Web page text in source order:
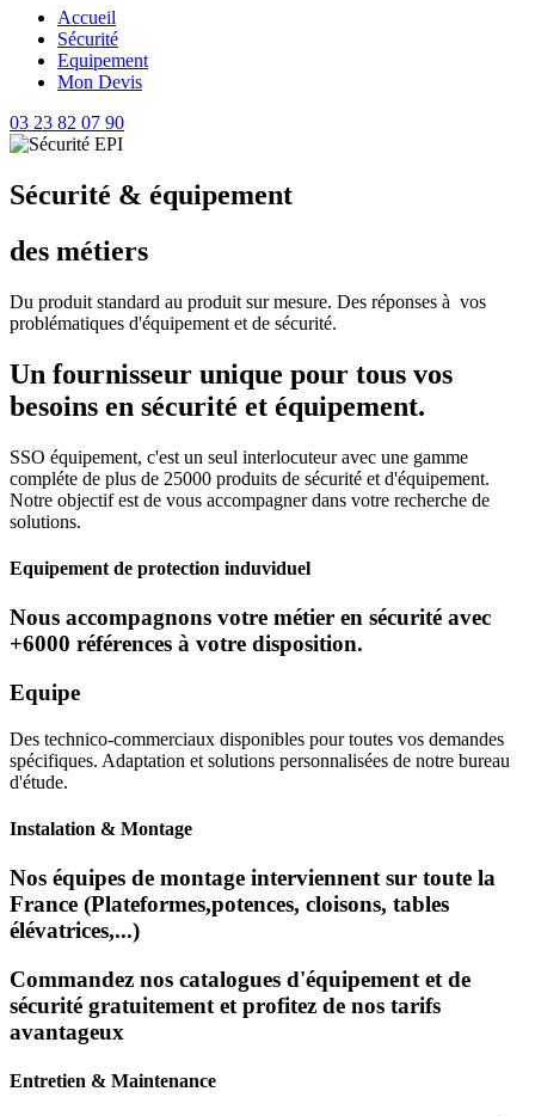
Accueil
Sécurité
Equipement
Mon Devis
03 23 82 07 90
Sécurité & équipement
des métiers
Du produit standard au produit sur mesure. Des réponses à vos
problématiques d'équipement et de sécurité.
Un fournisseur unique pour tous vos
besoins en sécurité et équipement.
SSO équipement, c'est un seul interlocuteur avec une gamme
compléte de plus de 25000 produits de sécurité et d'équipement.
Notre objectif est de vous accompagner dans votre recherche de
solutions.
Equipement de protection induviduel
Nous accompagnons votre métier en sécurité avec
+6000 références à votre disposition.
Equipe
Des technico-commerciaux disponibles pour toutes vos demandes
spécifiques. Adaptation et solutions personnalisées de notre bureau
d'étude.
Instalation & Montage
Nos équipes de montage interviennent sur toute la
France (Plateformes,potences, cloisons, tables
élévatrices,...)
Commandez nos catalogues d'équipement et de
sécurité gratuitement et profitez de nos tarifs
avantageux
Entretien & Maintenance